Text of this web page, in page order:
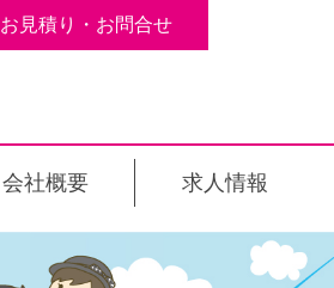
お見積り・お問合せ
会社概要 求人情報